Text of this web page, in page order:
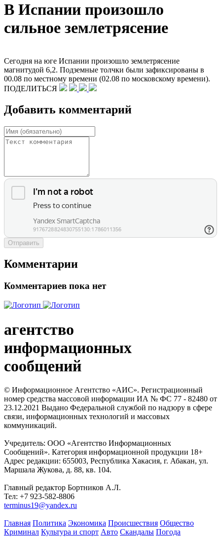
В Испании произошло
сильное землетрясение
Сегодня на юге Испании произошло землетрясение
магнитудой 6,2. Подземные толчки были зафиксированы в
00.08 по местному времени (02.08 по московскому времени).
ПОДЕЛИТЬСЯ
Добавить комментарий
Отправить
Комментарии
Комментариев пока нет
агентство
информационных
сообщений
© Информационное Агентство «АИС». Регистрационный
номер средства массовой информации ИА № ФС 77 - 82480 от
23.12.2021 Выдано Федеральной службой по надзору в сфере
связи, информационных технологий и массовых
коммуникаций.
Учредитель: ООО «Агентство Информационных
Сообщений». Категория информационной продукции 18+
Адрес редакции: 655003, Республика Хакасия, г. Абакан, ул.
Маршала Жукова, д. 88, кв. 104.
Главный редактор Бортников А.Л.
Тел: +7 923-582-8806
terminus19@yandex.ru
Главная Политика Экономика Происшествия Общество
Криминал Культура и спорт Авто Скандалы Погода